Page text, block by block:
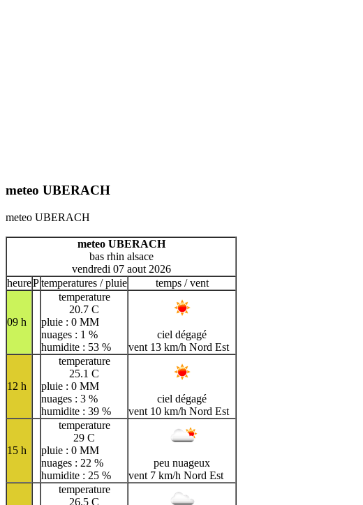
meteo UBERACH
meteo UBERACH
meteo UBERACH
bas rhin alsace
vendredi 07 aout 2026
heurePtemperatures / pluie temps / vent
09 h
temperature
20.7 C
pluie : 0 MM
nuages : 1 %
humidite : 53 %
ciel dégagé
vent 13 km/h Nord Est
12 h
temperature
25.1 C
pluie : 0 MM
nuages : 3 %
humidite : 39 %
ciel dégagé
vent 10 km/h Nord Est
15 h
temperature
29 C
pluie : 0 MM
nuages : 22 %
humidite : 25 %
peu nuageux
vent 7 km/h Nord Est
temperature
26.5 C